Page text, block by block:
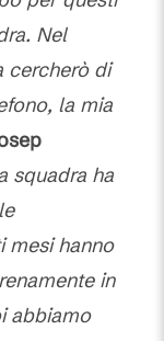
Nel
cercherò di
la mia
squadra ha
mesi hanno
in
abbiamo